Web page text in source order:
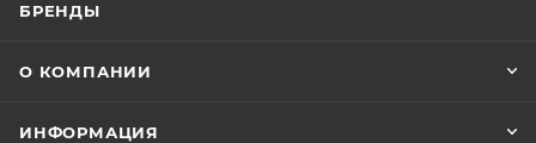
БРЕНДЫ
О КОМПАНИИ
ИНФОРМАЦИЯ